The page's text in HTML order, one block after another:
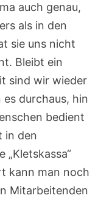
auch genau,
als in den
sie uns nicht
Bleibt ein
sind wir wieder
durchaus, hin
bedient
in den
„Kletskassa“
kann man noch
Mitarbeitenden